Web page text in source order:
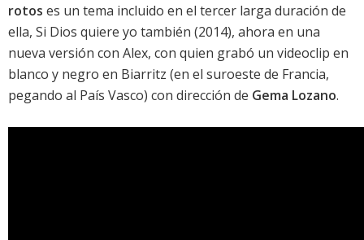
rotos es un tema incluido en el tercer larga duración de
ella, Si Dios quiere yo también (2014), ahora en una
nueva versión con Alex, con quien grabó un videoclip en
blanco y negro en Biarritz (en el suroeste de Francia,
pegando al País Vasco) con dirección de Gema Lozano.